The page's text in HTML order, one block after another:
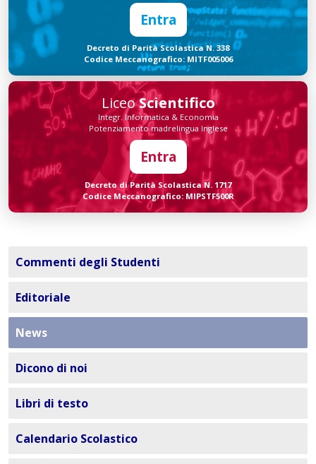
Entra
Decreto di Parità Scolastica N. 338
Codice Meccanografico: MITF005006
LiceoScientifico
Integr. Informatica & Economia
Potenziamento madrelingua Inglese
Entra
Decreto di Parità Scolastica N. 1717
Codice Meccanografico: MIPSTF500R
Commenti degli Studenti
Editoriale
News
Dicono di noi
Libri di testo
Calendario Scolastico